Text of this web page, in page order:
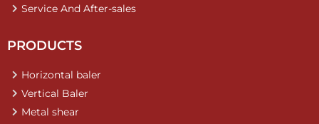
Service And After-sales
PRODUCTS
Horizontal baler
Vertical Baler
Metal shear